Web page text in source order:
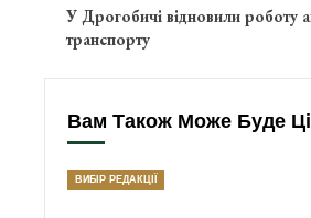
У Дрогобичі відновили роботу
транспорту
Вам Також Може Буде
ВИБІР РЕДАКЦІЇ